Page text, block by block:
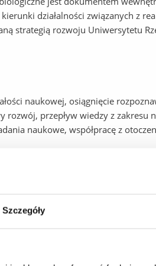
Szczegóły
działalności związanych z
strategią rozwoju Uniwersytetu
naukowej, osiągnięcie
przepływ wiedzy z zakresu
naukowe, współpracę z
biologicznych
i oddziaływaniu społecznym
biologii i biotechnologii.